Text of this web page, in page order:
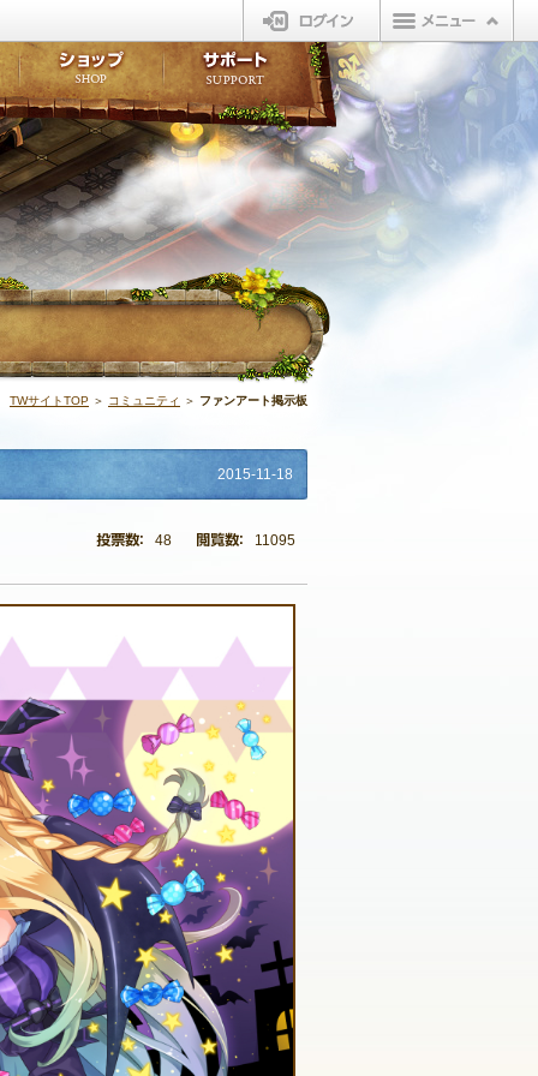
ログイン
ィーバー
TWサイトTOP ＞ コミュニティ ＞ ファンアート掲示板
2015-11-18
48 11095
ポイントライブラリ
LINEスタンプ
ショップ
販売アイテム
ビューティーショップ
オープンマーケットサポート
不具合対応状況
アンケート